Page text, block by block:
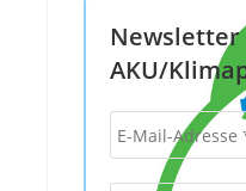
Newsletter
AKU/